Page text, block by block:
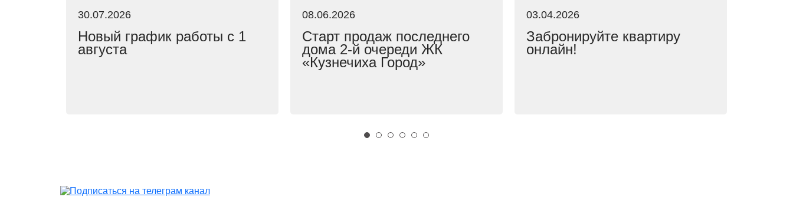
30.07.2026
Новый график работы с 1
августа
08.06.2026
Старт продаж последнего
дома 2-й очереди ЖК
«Кузнечиха Город»
03.04.2026
Забронируйте квартиру
онлайн!